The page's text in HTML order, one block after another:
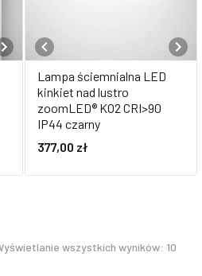
Lampa ściemnialna LED
kinkiet nad lustro
zoomLED® KO2 CRI>90
IP44 czarny
377,00 zł
wszystkich wyników: 10